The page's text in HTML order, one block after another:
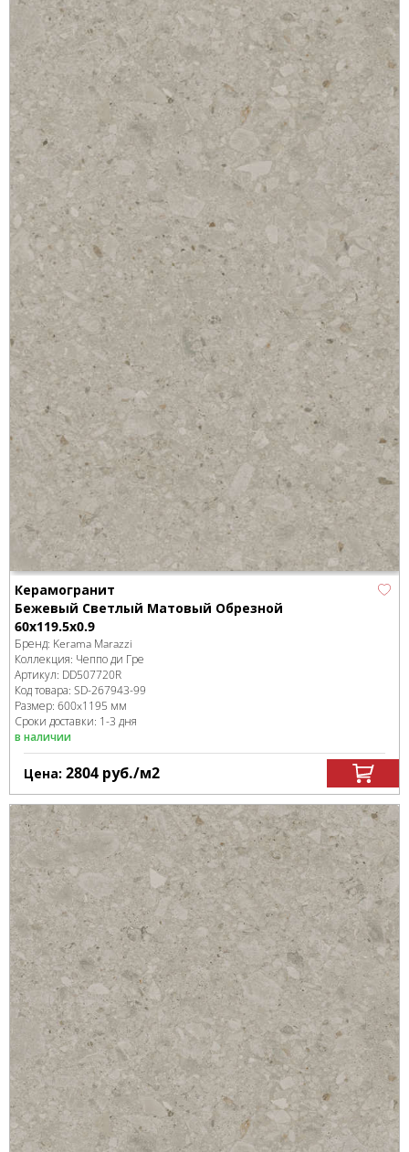
Керамогранит
Бежевый Светлый Матовый Обрезной
60x119.5x0.9
Бренд: Kerama Marazzi
Коллекция: Чеппо ди Гре
Артикул: DD507720R
Код товара: SD-267943-99
Размер: 600x1195 мм
Сроки доставки: 1-3 дня
в наличии
Цена: 2804 руб./м2